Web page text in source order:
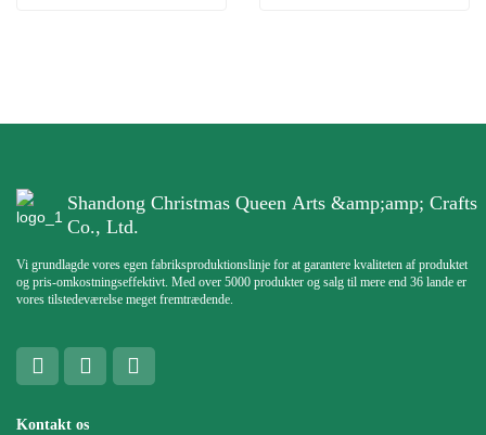
Shandong Christmas Queen Arts &amp;amp; Crafts
Co., Ltd.
Vi grundlagde vores egen fabriksproduktionslinje for at garantere kvaliteten af ​​produktet
og pris-omkostningseffektivt. Med over 5000 produkter og salg til mere end 36 lande er
vores tilstedeværelse meget fremtrædende.
Kontakt os